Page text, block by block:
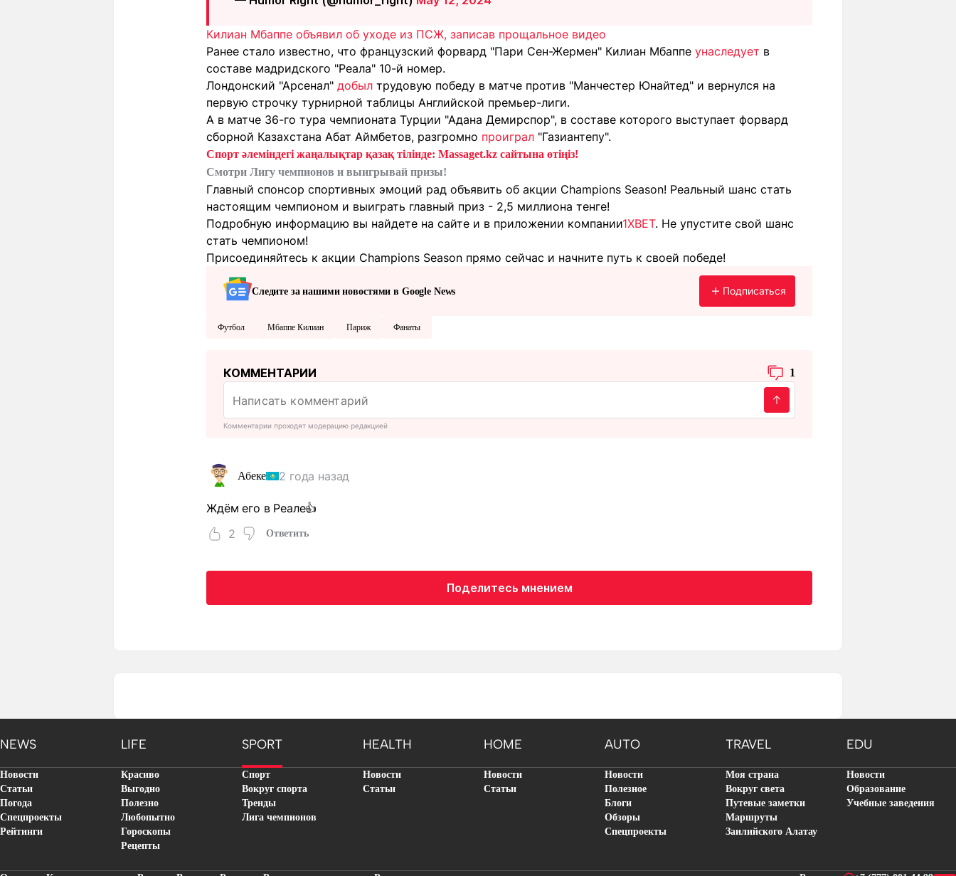
Килиан Мбаппе объявил об уходе из ПСЖ, записав прощальное видео
Ранее стало известно, что французский форвард "Пари Сен-Жермен" Килиан Мбаппе унаследует в
составе мадридского "Реала" 10-й номер.
Лондонский "Арсенал" добыл трудовую победу в матче против "Манчестер Юнайтед" и вернулся на
первую строчку турнирной таблицы Английской премьер-лиги.
А в матче 36-го тура чемпионата Турции "Адана Демирспор", в составе которого выступает форвард
сборной Казахстана Абат Аймбетов, разгромно проиграл "Газиантепу".
Спорт әлеміндегі жаңалықтар қазақ тілінде: Massaget.kz сайтына өтіңіз!
Смотри Лигу чемпионов и выигрывай призы!
Главный спонсор спортивных эмоций рад объявить об акции Champions Season! Реальный шанс стать
настоящим чемпионом и выиграть главный приз - 2,5 миллиона тенге!
Подробную информацию вы найдете на сайте и в приложении компании1XBET. Не упустите свой шанс
стать чемпионом!
Присоединяйтесь к акции Champions Season прямо сейчас и начните путь к своей победе!
Следите за нашими новостями в Google News Подписаться
Футбол Мбаппе Килиан Париж Фанаты
КОММЕНТАРИИ 1
Комментарии проходят модерацию редакцией
Абеке 2 года назад
Ждём его в Реале👍
2
Ответить
Поделитесь мнением
NEWS LIFE SPORT HEALTH HOME AUTO TRAVEL EDU
Новости
Статьи
Погода
Спецпроекты
Рейтинги
Красиво
Выгодно
Полезно
Любопытно
Гороскопы
Рецепты
Спорт
Вокруг спорта
Тренды
Лига чемпионов
Новости
Статьи
Новости
Статьи
Новости
Полезное
Блоги
Обзоры
Спецпроекты
Моя страна
Вокруг света
Путевые заметки
Маршруты
Заилийского Алатау
Новости
Образование
Учебные заведения